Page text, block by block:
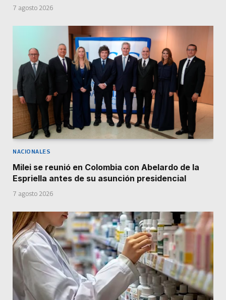
7 agosto 2026
NACIONALES
Milei se reunió en Colombia con Abelardo de la
Espriella antes de su asunción presidencial
7 agosto 2026